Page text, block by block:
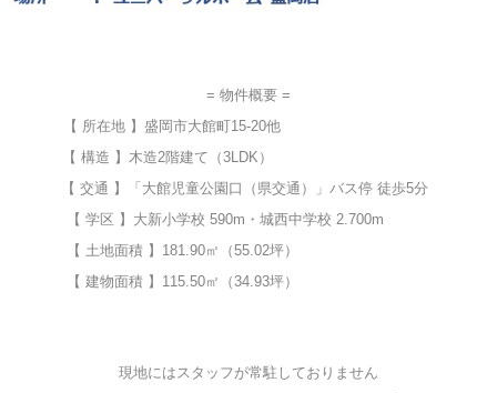
= 物件概要 =
【 所在地 】盛岡市大館町15-20他
【 構造 】木造2階建て（3LDK）
【 交通 】「大館児童公園口（県交通）」バス停 徒歩5分
【 学区 】大新小学校 590m・城西中学校 2.700m
【 土地面積 】181.90㎡（55.02坪）
【 建物面積 】115.50㎡（34.93坪）
現地にはスタッフが常駐しておりません